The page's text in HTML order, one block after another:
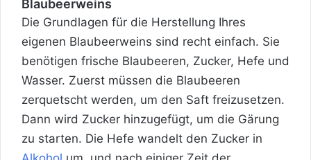
Blaubeerweins
Die Grundlagen für die Herstellung Ihres
eigenen Blaubeerweins sind recht einfach. Sie
benötigen frische Blaubeeren, Zucker, Hefe und
Wasser. Zuerst müssen die Blaubeeren
zerquetscht werden, um den Saft freizusetzen.
Dann wird Zucker hinzugefügt, um die Gärung
zu starten. Die Hefe wandelt den Zucker in